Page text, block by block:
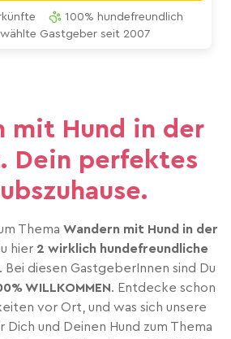
100% hundefreundlich
Gastgeber seit 2007
mit Hund in der
Dein perfektes
Thema Wandern mit Hund in der
hier 2 wirklich hundefreundliche
. Bei diesen GastgeberInnen sind Du
WILLKOMMEN. Entdecke schon
vor Ort, und was sich unsere
Dich und Deinen Hund zum Thema